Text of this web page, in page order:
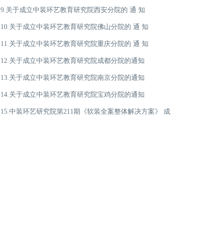
9.关于成立中装环艺教育研究院西安分院的 通 知
10.关于成立中装环艺教育研究院佛山分院的 通 知
11.关于成立中装环艺教育研究院重庆分院的 通 知
12.关于成立中装环艺教育研究院成都分院的通知
13.关于成立中装环艺教育研究院南京分院的通知
14.关于成立中装环艺教育研究院宝鸡分院的通知
15.中装环艺研究院第211期《软装全案整体解决方案》 成